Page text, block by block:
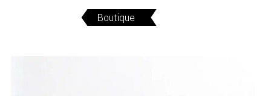
ACTUALITÉS DU MONDE DE L'ART
Boutique